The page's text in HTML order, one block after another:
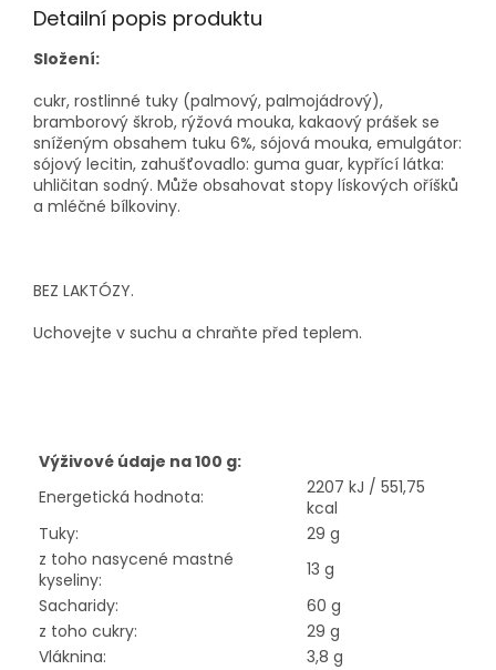
Detailní popis produktu
Složení:
cukr, rostlinné tuky (palmový, palmojádrový),
bramborový škrob, rýžová mouka, kakaový prášek se
sníženým obsahem tuku 6%, sójová mouka, emulgátor:
sójový lecitin, zahušťovadlo: guma guar, kypřící látka:
uhličitan sodný. Může obsahovat stopy lískových oříšků
a mléčné bílkoviny.
BEZ LAKTÓZY.
Uchovejte v suchu a chraňte před teplem.
Výživové údaje na 100 g:
Energetická hodnota:
2207 kJ / 551,75
kcal
Tuky:
29 g
z toho nasycené mastné
kyseliny:
13 g
Sacharidy:
60 g
z toho cukry:
29 g
Vláknina:
3,8 g